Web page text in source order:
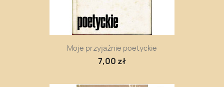
Moje przyjaźnie poetyckie
7,00 zł